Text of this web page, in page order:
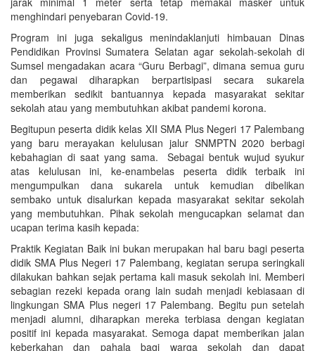
menghindari penyebaran Covid-19.
Program ini juga sekaligus menindaklanjuti himbauan Dinas
Pendidikan Provinsi Sumatera Selatan agar sekolah-sekolah di
Sumsel mengadakan acara “Guru Berbagi”, dimana semua guru
dan pegawai diharapkan berpartisipasi secara sukarela
memberikan sedikit bantuannya kepada masyarakat sekitar
sekolah atau yang membutuhkan akibat pandemi korona.
Begitupun peserta didik kelas XII SMA Plus Negeri 17 Palembang
yang baru merayakan kelulusan jalur SNMPTN 2020 berbagi
kebahagian di saat yang sama. Sebagai bentuk wujud syukur
atas kelulusan ini, ke-enambelas peserta didik terbaik ini
mengumpulkan dana sukarela untuk kemudian dibelikan
sembako untuk disalurkan kepada masyarakat sekitar sekolah
yang membutuhkan. Pihak sekolah mengucapkan selamat dan
ucapan terima kasih kepada:
Praktik Kegiatan Baik ini bukan merupakan hal baru bagi peserta
didik SMA Plus Negeri 17 Palembang, kegiatan serupa seringkali
dilakukan bahkan sejak pertama kali masuk sekolah ini. Memberi
sebagian rezeki kepada orang lain sudah menjadi kebiasaan di
lingkungan SMA Plus negeri 17 Palembang. Begitu pun setelah
menjadi alumni, diharapkan mereka terbiasa dengan kegiatan
positif ini kepada masyarakat. Semoga dapat memberikan jalan
keberkahan dan pahala bagi warga sekolah dan dapat